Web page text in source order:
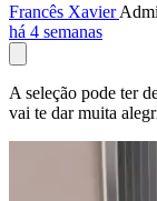
Francês Xavier
há 4 semanas
A seleção pode ter
vai te dar muita